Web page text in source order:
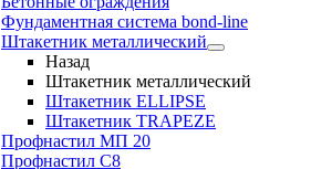
Фундаментная система bond-line
Штакетник металлический
Назад
Штакетник металлический
Штакетник ELLIPSE
Штакетник TRAPEZE
Профнастил МП 20
Профнастил С8